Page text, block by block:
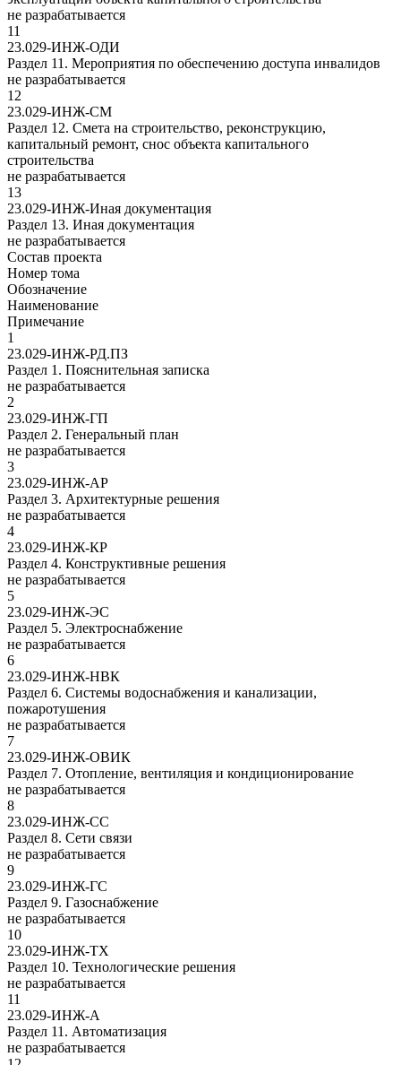
не разрабатывается
11
23.029-ИНЖ-ОДИ
Раздел 11. Мероприятия по обеспечению доступа инвалидов
не разрабатывается
12
23.029-ИНЖ-СМ
Раздел 12. Смета на строительство, реконструкцию,
капитальный ремонт, снос объекта капитального
строительства
не разрабатывается
13
23.029-ИНЖ-Иная документация
Раздел 13. Иная документация
не разрабатывается
Состав проекта
Номер тома
Обозначение
Наименование
Примечание
1
23.029-ИНЖ-РД.ПЗ
Раздел 1. Пояснительная записка
не разрабатывается
2
23.029-ИНЖ-ГП
Раздел 2. Генеральный план
не разрабатывается
3
23.029-ИНЖ-АР
Раздел 3. Архитектурные решения
не разрабатывается
4
23.029-ИНЖ-КР
Раздел 4. Конструктивные решения
не разрабатывается
5
23.029-ИНЖ-ЭС
Раздел 5. Электроснабжение
не разрабатывается
6
23.029-ИНЖ-НВК
Раздел 6. Системы водоснабжения и канализации,
пожаротушения
не разрабатывается
7
23.029-ИНЖ-ОВИК
Раздел 7. Отопление, вентиляция и кондиционирование
не разрабатывается
8
23.029-ИНЖ-СС
Раздел 8. Сети связи
не разрабатывается
9
23.029-ИНЖ-ГС
Раздел 9. Газоснабжение
не разрабатывается
10
23.029-ИНЖ-ТХ
Раздел 10. Технологические решения
не разрабатывается
11
23.029-ИНЖ-А
Раздел 11. Автоматизация
не разрабатывается